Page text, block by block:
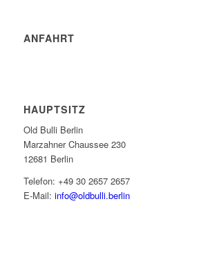
ANFAHRT
HAUPTSITZ
Old Bulli Berlin
Marzahner Chaussee 230
12681 Berlin
Telefon: +49 30 2657 2657
E-Mail: info@oldbulli.berlin